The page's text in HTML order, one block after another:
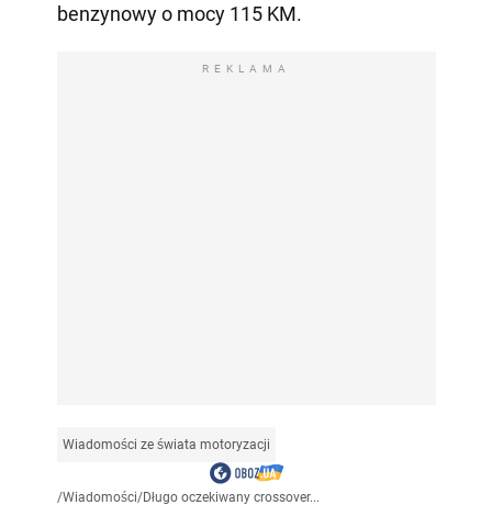
benzynowy o mocy 115 KM.
REKLAMA
Wiadomości ze świata motoryzacji
/Wiadomości/Długo oczekiwany crossover...